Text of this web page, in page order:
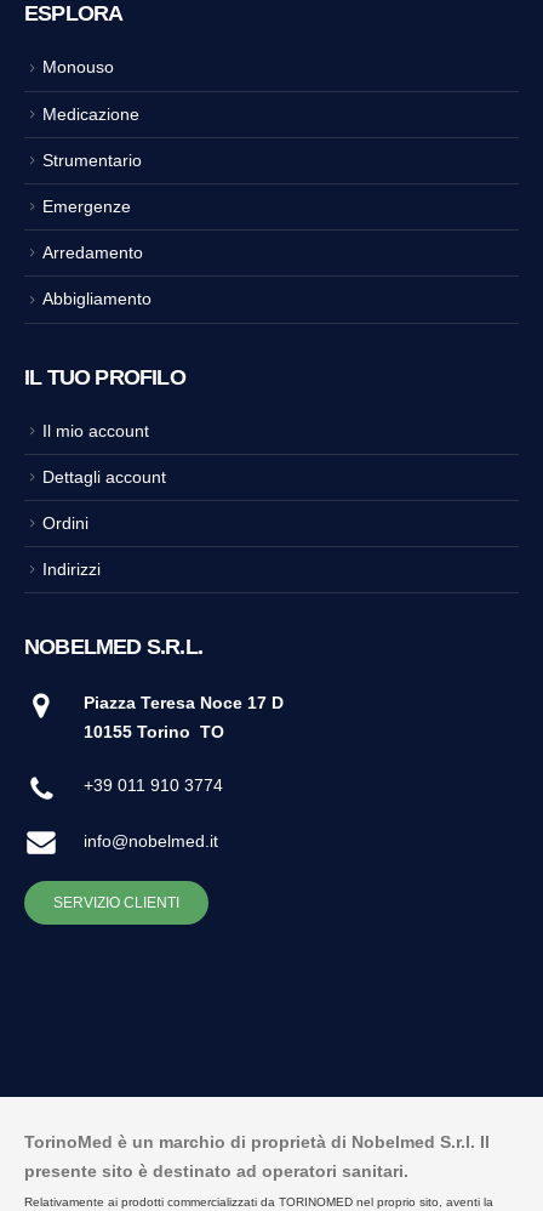
ESPLORA
Monouso
Medicazione
Strumentario
Emergenze
Arredamento
Abbigliamento
IL TUO PROFILO
Il mio account
Dettagli account
Ordini
Indirizzi
NOBELMED S.R.L.
Piazza Teresa Noce 17 D
10155 Torino TO
+39 011 910 3774
info@nobelmed.it
SERVIZIO CLIENTI
TorinoMed è un marchio di proprietà di Nobelmed S.r.l. Il
presente sito è destinato ad operatori sanitari.
Relativamente ai prodotti commercializzati da TORINOMED nel proprio sito, aventi la